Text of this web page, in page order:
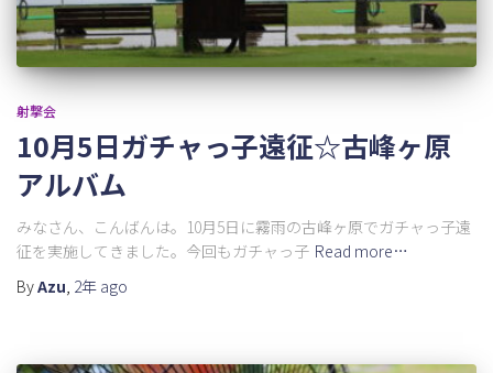
射撃会
10月5日ガチャっ子遠征☆古峰ヶ原
アルバム
みなさん、こんばんは。10月5日に霧雨の古峰ヶ原でガチャっ子遠
征を実施してきました。今回もガチャっ子 Read more…
ByAzu 2年 ago